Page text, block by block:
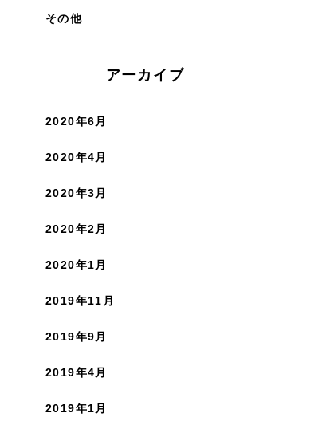
その他
アーカイブ
2020年6月
2020年4月
2020年3月
2020年2月
2020年1月
2019年11月
2019年9月
2019年4月
2019年1月